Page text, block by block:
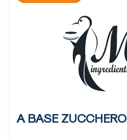
A BASE ZUCCHERO